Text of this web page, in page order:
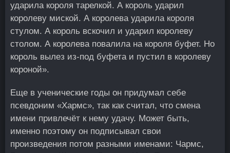
ударила короля тарелкой. А король ударил
королеву миской. А королева ударила короля
стулом. А король вскочил и ударил королеву
столом. А королева повалила на короля буфет. Но
король вылез из-под буфета и пустил в королеву
короной».
Еще в ученические годы он придумал себе
псевдоним «Хармс», так как считал, что смена
имени привлечёт к нему удачу. Может быть,
именно поэтому он подписывал свои
произведения потом разными именами: Чармс,